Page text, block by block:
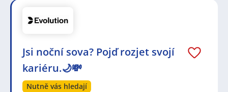
Jsi noční sova? Pojď rozjet svojí
kariéru.🌙💸
Nutně vás hledají